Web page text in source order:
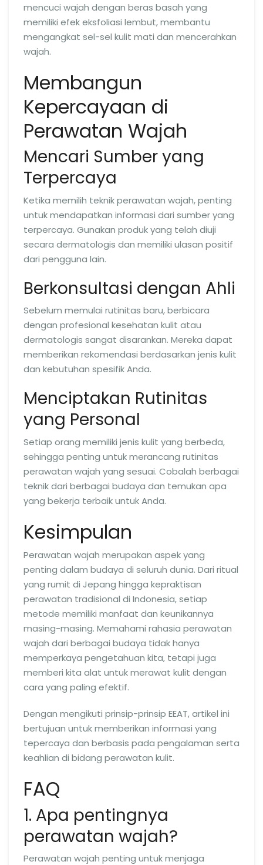
mencuci wajah dengan beras basah yang
memiliki efek eksfoliasi lembut, membantu
mengangkat sel-sel kulit mati dan mencerahkan
wajah.
Membangun
Kepercayaan di
Perawatan Wajah
Mencari Sumber yang
Terpercaya
Ketika memilih teknik perawatan wajah, penting
untuk mendapatkan informasi dari sumber yang
terpercaya. Gunakan produk yang telah diuji
secara dermatologis dan memiliki ulasan positif
dari pengguna lain.
Berkonsultasi dengan Ahli
Sebelum memulai rutinitas baru, berbicara
dengan profesional kesehatan kulit atau
dermatologis sangat disarankan. Mereka dapat
memberikan rekomendasi berdasarkan jenis kulit
dan kebutuhan spesifik Anda.
Menciptakan Rutinitas
yang Personal
Setiap orang memiliki jenis kulit yang berbeda,
sehingga penting untuk merancang rutinitas
perawatan wajah yang sesuai. Cobalah berbagai
teknik dari berbagai budaya dan temukan apa
yang bekerja terbaik untuk Anda.
Kesimpulan
Perawatan wajah merupakan aspek yang
penting dalam budaya di seluruh dunia. Dari ritual
yang rumit di Jepang hingga kepraktisan
perawatan tradisional di Indonesia, setiap
metode memiliki manfaat dan keunikannya
masing-masing. Memahami rahasia perawatan
wajah dari berbagai budaya tidak hanya
memperkaya pengetahuan kita, tetapi juga
memberi kita alat untuk merawat kulit dengan
cara yang paling efektif.
Dengan mengikuti prinsip-prinsip EEAT, artikel ini
bertujuan untuk memberikan informasi yang
tepercaya dan berbasis pada pengalaman serta
keahlian di bidang perawatan kulit.
FAQ
1. Apa pentingnya
perawatan wajah?
Perawatan wajah penting untuk menjaga